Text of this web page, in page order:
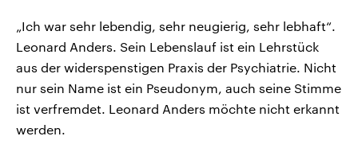
„Ich war sehr lebendig, sehr neugierig, sehr lebhaft“.
Leonard Anders. Sein Lebenslauf ist ein Lehrstück
aus der widerspenstigen Praxis der Psychiatrie. Nicht
nur sein Name ist ein Pseudonym, auch seine Stimme
ist verfremdet. Leonard Anders möchte nicht erkannt
werden.